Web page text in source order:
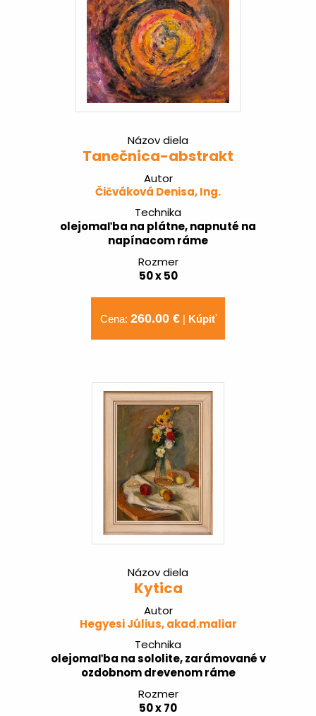
Názov diela
Tanečnica-abstrakt
Autor
Čičváková Denisa, Ing.
Technika
olejomaľba na plátne, napnuté na
napínacom ráme
Rozmer
50 x 50
Cena: 260.00 €| Kúpiť
Názov diela
Kytica
Autor
Hegyesi Július, akad.maliar
Technika
olejomaľba na sololite, zarámované v
ozdobnom drevenom ráme
Rozmer
50 x 70